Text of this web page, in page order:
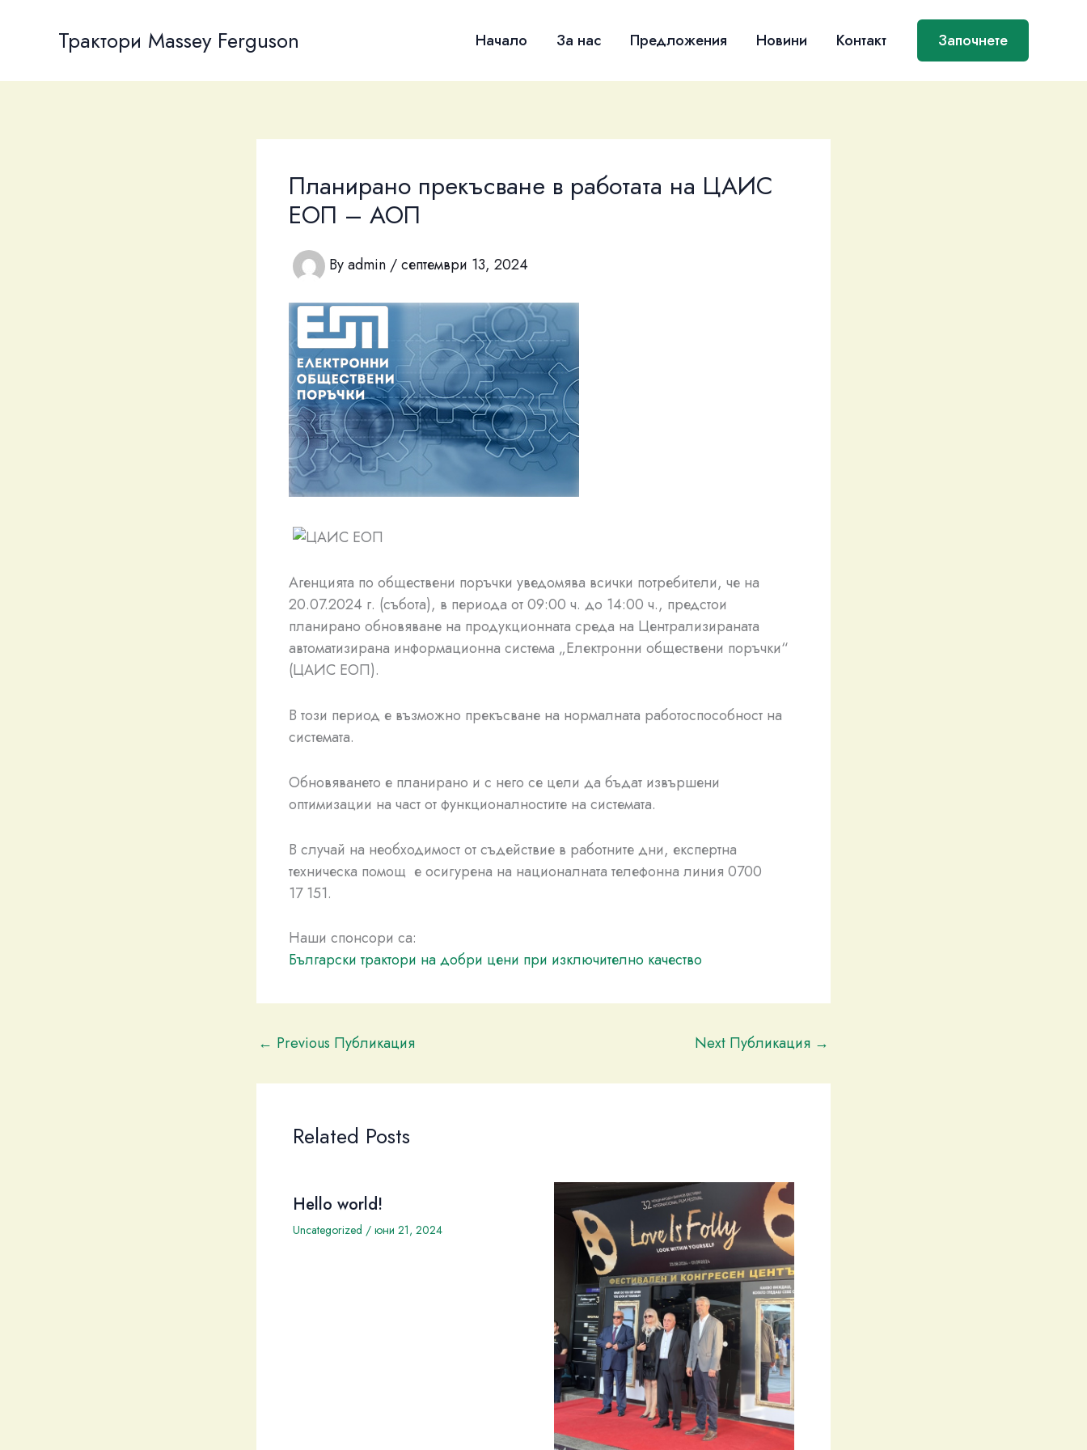
Трактори Massey Ferguson Начало За нас Предложения Новини Контакт Започнете
Планирано прекъсване в работата на ЦАИС
ЕОП – АОП
Byadmin /септември 13, 2024
Агенцията по обществени поръчки уведомява всички потребители, че на
20.07.2024 г. (събота), в периода от 09:00 ч. до 14:00 ч., предстои
планирано обновяване на продукционната среда на Централизираната
автоматизирана информационна система „Електронни обществени поръчки“
(ЦАИС ЕОП).
В този период е възможно прекъсване на нормалната работоспособност на
системата.
Обновяването е планирано и с него се цели да бъдат извършени
оптимизации на част от функционалностите на системата.
В случай на необходимост от съдействие в работните дни, експертна
техническа помощ е осигурена на националната телефонна линия 0700
17 151.
Наши спонсори са:
Български трактори на добри цени при изключително качество
← Previous Публикация Next Публикация →
Related Posts
Hello world!
Uncategorized / юни 21, 2024